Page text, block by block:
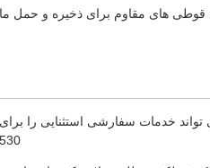
قوطی های مقاوم برای ذخیره و حمل
530، امکان سفارشی سازی برای شکل ها و اندازه های مختلف بطری را فراهم می کند.